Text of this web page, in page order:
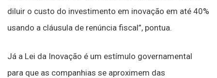
diluir o custo do investimento em inovação em até 40%
usando a cláusula de renúncia fiscal”, pontua.
Já a Lei da Inovação é um estímulo governamental
para que as companhias se aproximem das